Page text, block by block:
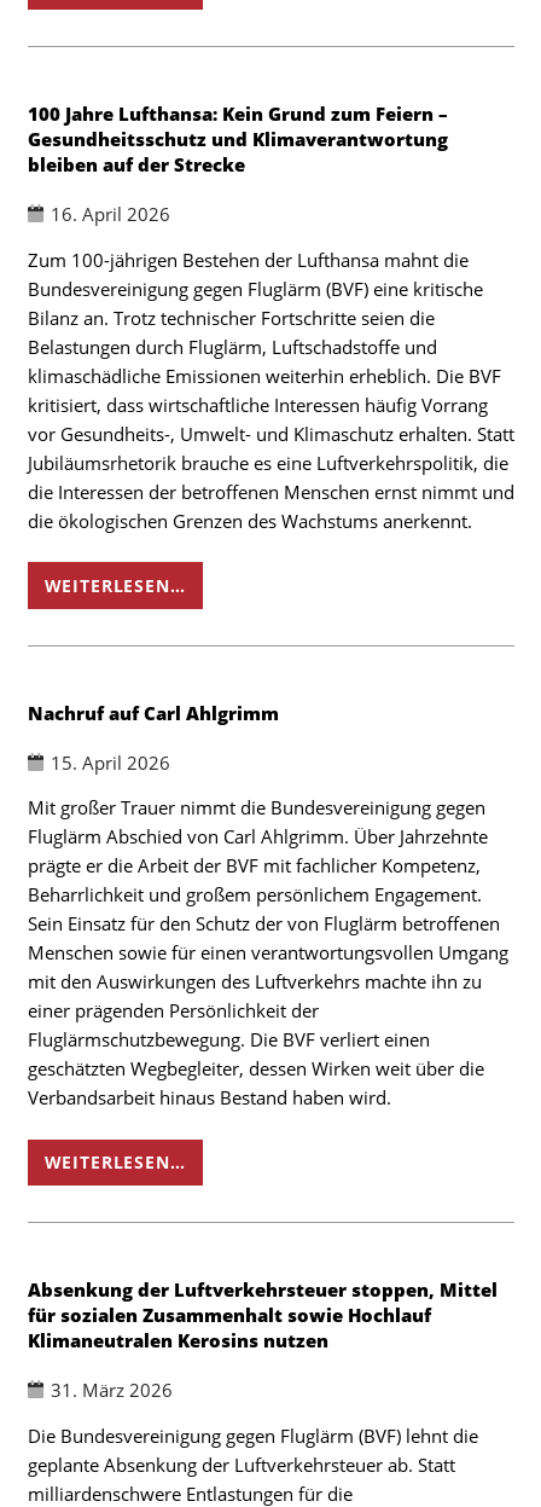
100 Jahre Lufthansa: Kein Grund zum Feiern –
Gesundheitsschutz und Klimaverantwortung
bleiben auf der Strecke
16. April 2026
Zum 100-jährigen Bestehen der Lufthansa mahnt die
Bundesvereinigung gegen Fluglärm (BVF) eine kritische
Bilanz an. Trotz technischer Fortschritte seien die
Belastungen durch Fluglärm, Luftschadstoffe und
klimaschädliche Emissionen weiterhin erheblich. Die BVF
kritisiert, dass wirtschaftliche Interessen häufig Vorrang
vor Gesundheits-, Umwelt- und Klimaschutz erhalten. Statt
Jubiläumsrhetorik brauche es eine Luftverkehrspolitik, die
die Interessen der betroffenen Menschen ernst nimmt und
die ökologischen Grenzen des Wachstums anerkennt.
WEITERLESEN…
Nachruf auf Carl Ahlgrimm
15. April 2026
Mit großer Trauer nimmt die Bundesvereinigung gegen
Fluglärm Abschied von Carl Ahlgrimm. Über Jahrzehnte
prägte er die Arbeit der BVF mit fachlicher Kompetenz,
Beharrlichkeit und großem persönlichem Engagement.
Sein Einsatz für den Schutz der von Fluglärm betroffenen
Menschen sowie für einen verantwortungsvollen Umgang
mit den Auswirkungen des Luftverkehrs machte ihn zu
einer prägenden Persönlichkeit der
Fluglärmschutzbewegung. Die BVF verliert einen
geschätzten Wegbegleiter, dessen Wirken weit über die
Verbandsarbeit hinaus Bestand haben wird.
WEITERLESEN…
Absenkung der Luftverkehrsteuer stoppen, Mittel
für sozialen Zusammenhalt sowie Hochlauf
Klimaneutralen Kerosins nutzen
31. März 2026
Die Bundesvereinigung gegen Fluglärm (BVF) lehnt die
geplante Absenkung der Luftverkehrsteuer ab. Statt
milliardenschwere Entlastungen für die